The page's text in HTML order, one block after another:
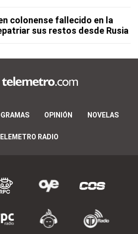
colonense fallecido en la
sus restos desde Rusia
OPINIÓN NOVELAS
RADIO